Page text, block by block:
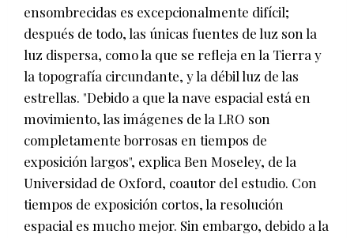
ensombrecidas es excepcionalmente difícil;
después de todo, las únicas fuentes de luz son la
luz dispersa, como la que se refleja en la Tierra y
la topografía circundante, y la débil luz de las
estrellas. "Debido a que la nave espacial está en
movimiento, las imágenes de la LRO son
completamente borrosas en tiempos de
exposición largos", explica Ben Moseley, de la
Universidad de Oxford, coautor del estudio. Con
tiempos de exposición cortos, la resolución
espacial es mucho mejor. Sin embargo, debido a la